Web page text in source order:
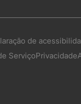
de
ServiçoPrivacidade